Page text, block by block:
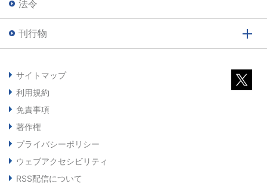
法令
刊行物
サイトマップ
利用規約
免責事項
著作権
プライバシーポリシー
ウェブアクセシビリティ
RSS配信について